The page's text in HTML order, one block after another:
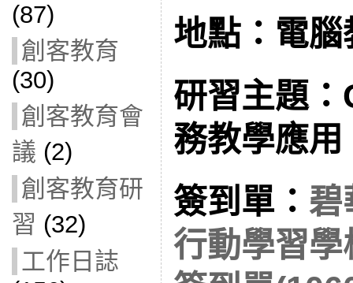
(87)
創客教育
(30)
創客教育會
議 (2)
創客教育研
習 (32)
工作日誌
地點：電腦
研習主題
務教學應用
簽到單： 碧
行動學習